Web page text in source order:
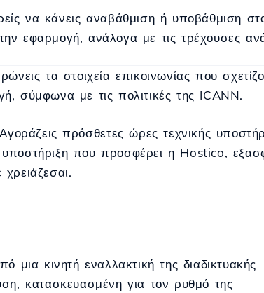
να κάνεις αναβάθμιση ή υποβάθμιση
εφαρμογή, ανάλογα με τις τρέχουσες
τα στοιχεία επικοινωνίας που
σύμφωνα με τις πολιτικές της ICANN.
πρόσθετες ώρες τεχνικής
που προσφέρει η Hostico,
κινητή εναλλακτική της διαδικτυακής
κατασκευασμένη για τον ρυθμό της